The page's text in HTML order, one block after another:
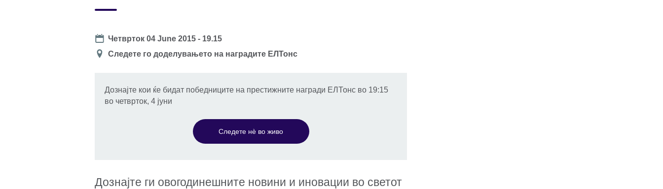
Date
Четврток 04 June 2015 - 19.15
Локација
Следете го доделувањето на наградите ЕЛТонс
Дознајте кои ќе бидат победниците на престижните награди ЕЛТонс во 19:15
во четврток, 4 јуни
Следете нè во живо
Дознајте ги овогодинешните новини и иновации во светот